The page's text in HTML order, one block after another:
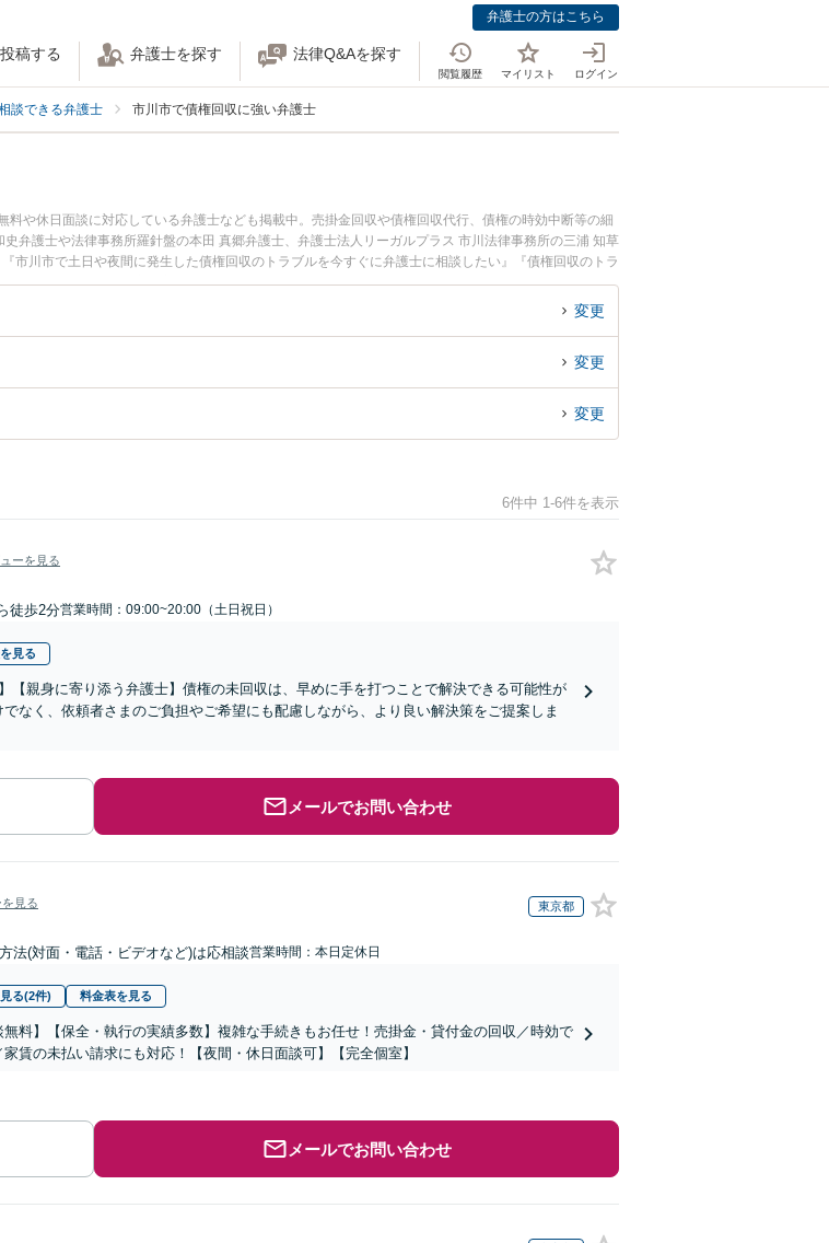
弁護士の方はこちら
稿する 弁護士を探す 法律Q&Aを探す
閲覧履歴 マイリスト ログイン
談できる弁護士 市川市で債権回収に強い弁護士
や休日面談に対応している弁護士なども掲載中。売掛金回収や債権回収代行、債権の時効中断等の細
弁護士や法律事務所羅針盤の本田 真郷弁護士、弁護士法人リーガルプラス 市川法律事務所の三浦 知草
市川市で土日や夜間に発生した債権回収のトラブルを今すぐに弁護士に相談したい』『債権回収のトラ
収を法律相談できる市川市内の弁護士に相談予約したい』などでお困りの相談者さんにおすすめです。
変更
変更
変更
6件中 1-6件を表示
ーを見る
徒歩2分営業時間：09:00~20:00（土日祝日）
見る
【親身に寄り添う弁護士】債権の未回収は、早めに手を打つことで解決できる可能性が
なく、依頼者さまのご負担やご希望にも配慮しながら、より良い解決策をご提案しま
メールでお問い合わせ
見る 東京都
法(対面・電話・ビデオなど)は応相談営業時間：本日定休日
る(2件) 料金表を見る
無料】【保全・執行の実績多数】複雑な手続きもお任せ！売掛金・貸付金の回収／時効で
賃の未払い請求にも対応！【夜間・休日面談可】【完全個室】
メールでお問い合わせ